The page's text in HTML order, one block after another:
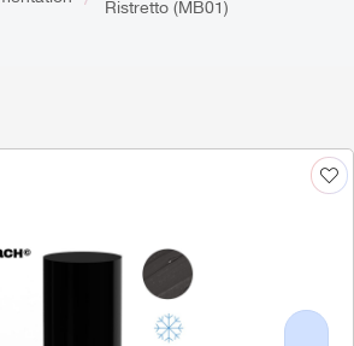
Ristretto (MB01)